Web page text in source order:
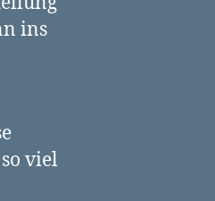
ins
viel